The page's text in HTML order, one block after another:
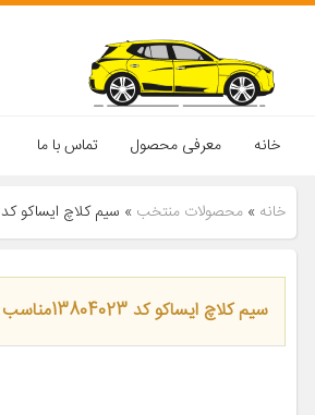
خانه معرفی محصول تماس با ما
خانه » محصولات منتخب » سیم کلاچ ایساکو کد 13804023مناسب برای آریسان
سیم کلاچ ایساکو کد 13804023مناسب برای آریسان